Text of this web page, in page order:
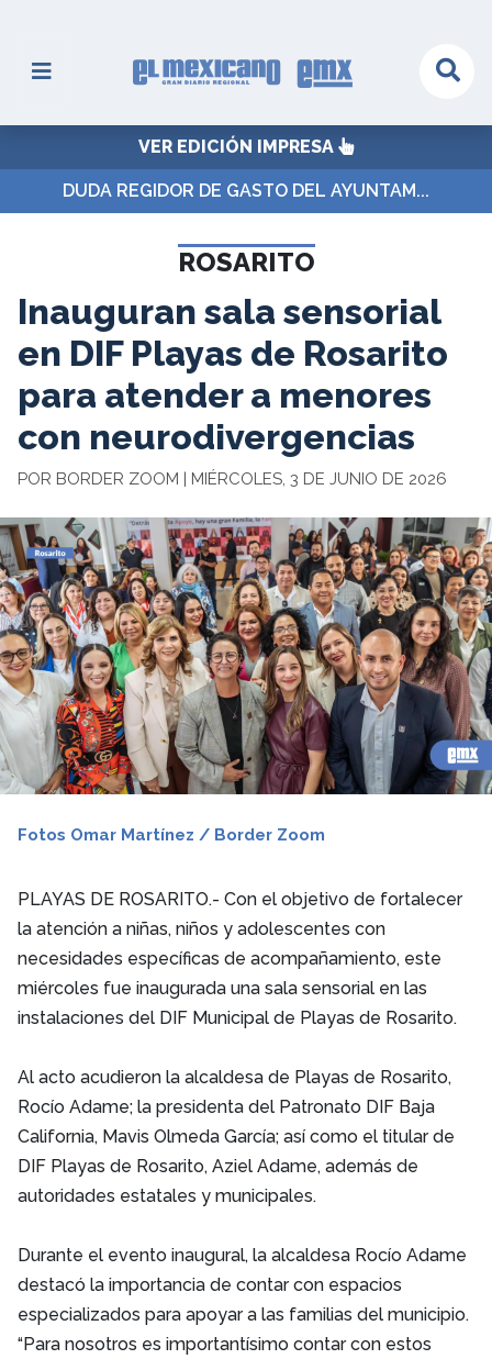
VER EDICIÓN IMPRESA
DUDA REGIDOR DE GASTO DEL AYUNTAM...
ROSARITO
Inauguran sala sensorial
en DIF Playas de Rosarito
para atender a menores
con neurodivergencias
POR BORDER ZOOM | MIÉRCOLES, 3 DE JUNIO DE 2026
Fotos Omar Martínez / Border Zoom
PLAYAS DE ROSARITO.- Con el objetivo de fortalecer
la atención a niñas, niños y adolescentes con
necesidades específicas de acompañamiento, este
miércoles fue inaugurada una sala sensorial en las
instalaciones del DIF Municipal de Playas de Rosarito.
Al acto acudieron la alcaldesa de Playas de Rosarito,
Rocío Adame; la presidenta del Patronato DIF Baja
California, Mavis Olmeda García; así como el titular de
DIF Playas de Rosarito, Aziel Adame, además de
autoridades estatales y municipales.
Durante el evento inaugural, la alcaldesa Rocío Adame
destacó la importancia de contar con espacios
especializados para apoyar a las familias del municipio.
“Para nosotros es importantísimo contar con estos